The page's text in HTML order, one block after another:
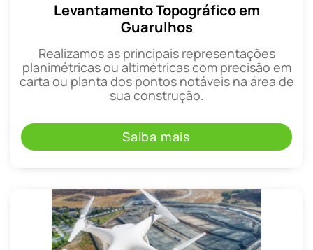
Levantamento Topográfico em
Guarulhos
Realizamos as principais representações
planimétricas ou altimétricas com precisão em
carta ou planta dos pontos notáveis na área de
sua construção.
Saiba mais